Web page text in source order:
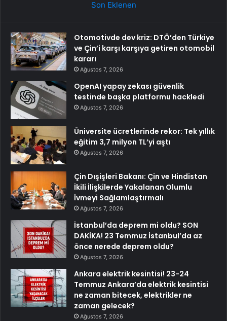
Son Eklenen
Otomotivde dev kriz: DTÖ’den Türkiye
ve Çin’i karşı karşıya getiren otomobil
kararı
Ağustos 7, 2026
OpenAI yapay zekası güvenlik
testinde başka platformu hackledi
Ağustos 7, 2026
Üniversite ücretlerinde rekor: Tek yıllık
eğitim 3,7 milyon TL’yi aştı
Ağustos 7, 2026
Çin Dışişleri Bakanı: Çin ve Hindistan
İkili İlişkilerde Yakalanan Olumlu
İvmeyi Sağlamlaştırmalı
Ağustos 7, 2026
İstanbul’da deprem mi oldu? SON
DAKİKA! 23 Temmuz İstanbul’da az
önce nerede deprem oldu?
Ağustos 7, 2026
Ankara elektrik kesintisi! 23-24
Temmuz Ankara’da elektrik kesintisi
ne zaman bitecek, elektrikler ne
zaman gelecek?
Ağustos 7, 2026